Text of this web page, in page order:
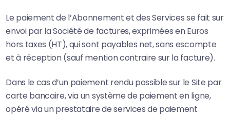
Le paiement de l’Abonnement et des Services se fait sur
envoi par la Société de factures, exprimées en Euros
hors taxes (HT), qui sont payables net, sans escompte
et à réception (sauf mention contraire sur la facture).
Dans le cas d’un paiement rendu possible sur le Site par
carte bancaire, via un système de paiement en ligne,
opéré via un prestataire de services de paiement